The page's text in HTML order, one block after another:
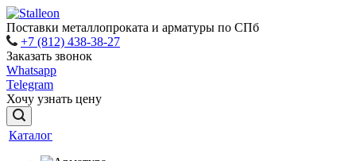
Поставки металлопроката и арматуры по СПб
+7 (812) 438-38-27
Заказать звонок
Whatsapp
Telegram
Хочу узнать цену
Каталог